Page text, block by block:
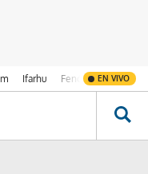
Ifarhu Fenómeno de El
EN VIVO